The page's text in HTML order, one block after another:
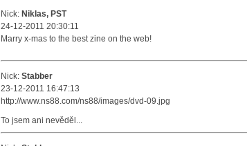
Nick: Niklas, PST
24-12-2011 20:30:11
Marry x-mas to the best zine on the web!
Nick: Stabber
23-12-2011 16:47:13
http://www.ns88.com/ns88/images/dvd-09.jpg
To jsem ani nevěděl...